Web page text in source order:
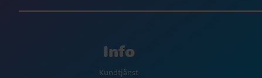
Info
Kundtjänst